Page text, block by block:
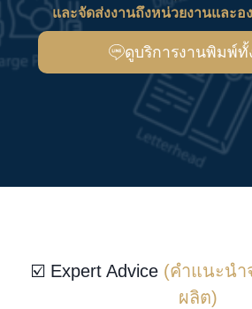
และจัดส่งงานถึงหน่วยงานและอ
ดูบริการงานพิมพ์ทั้
☑️ Expert Advice (คำแนะนำ
ผลิต)